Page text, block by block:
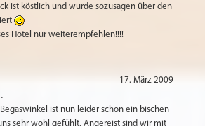
ist köstlich und wurde sozusagen über den
Hotel nur weiterempfehlen!!!!
17. März 2009
ist nun leider schon ein bischen
sehr wohl gefühlt. Angereist sind wir mit